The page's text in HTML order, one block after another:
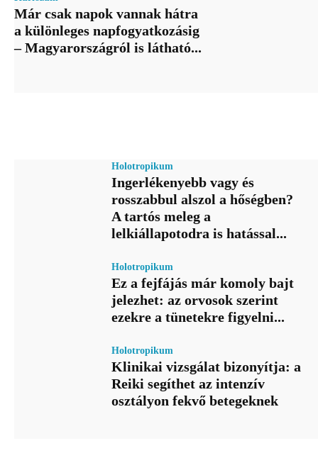
Már csak napok vannak hátra
a különleges napfogyatkozásig
– Magyarországról is látható...
Holotropikum
Ingerlékenyebb vagy és
rosszabbul alszol a hőségben?
A tartós meleg a
lelkiállapotodra is hatással...
Holotropikum
Ez a fejfájás már komoly bajt
jelezhet: az orvosok szerint
ezekre a tünetekre figyelni...
Holotropikum
Klinikai vizsgálat bizonyítja: a
Reiki segíthet az intenzív
osztályon fekvő betegeknek